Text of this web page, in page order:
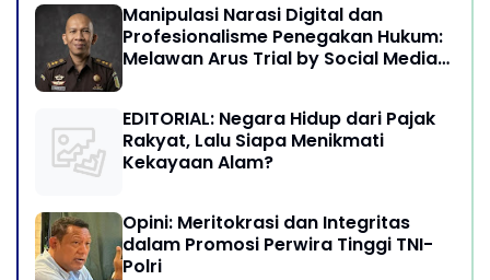
Manipulasi Narasi Digital dan
Profesionalisme Penegakan Hukum:
Melawan Arus Trial by Social Media
EDITORIAL: Negara Hidup dari Pajak
Rakyat, Lalu Siapa Menikmati
Kekayaan Alam?
Opini: Meritokrasi dan Integritas
dalam Promosi Perwira Tinggi TNI-
Polri